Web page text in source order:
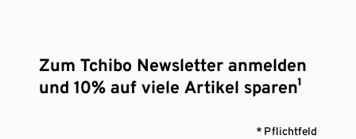
Zum Tchibo Newsletter anmelden
und 10% auf viele Artikel sparen¹
* Pflichtfeld